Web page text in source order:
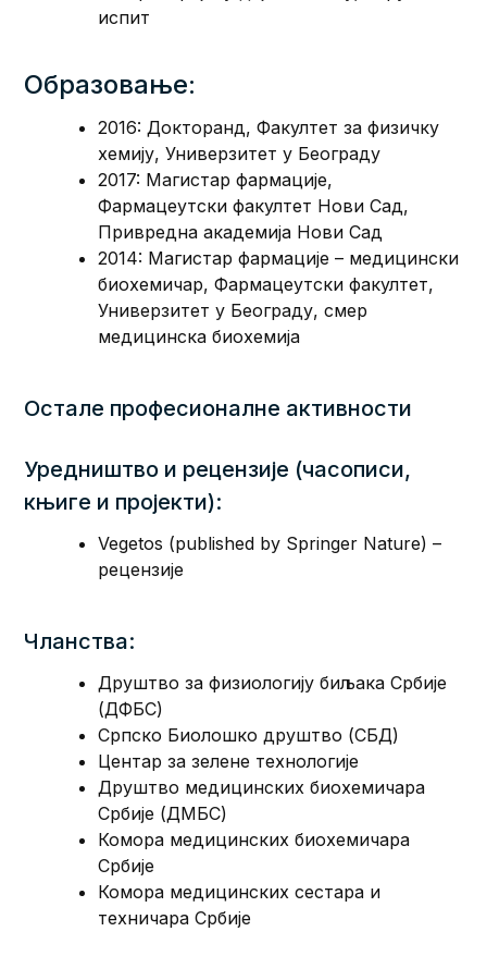
испит
Образовање:
2016: Докторанд, Факултет за физичку
хемију, Универзитет у Београду
2017: Магистар фармације,
Фармацеутски факултет Нови Сад,
Привредна академија Нови Сад
2014: Магистар фармације – медицински
биохемичар, Фармацеутски факултет,
Универзитет у Београду, смер
медицинска биохемија
Остале професионалне активности
Уредништво и рецензије (часописи,
књиге и пројекти):
Vegetos (published by Springer Nature) –
рецензије
Чланства:
Друштво за физиологију биљака Србије
(ДФБС)
Српско Биолошко друштво (СБД)
Центар за зелене технологије
Друштво медицинских биохемичара
Србије (ДМБС)
Комора медицинских биохемичара
Србије
Комора медицинских сестара и
техничара Србије